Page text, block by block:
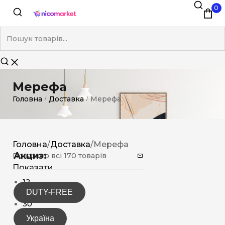
0
Мерефа
Головна / Доставка / Мерефа
Акциз:
DUTY-FREE
Україна
Головна/Доставка/Мерефа
Показано всі 170 товарів
Показати
12
15
30